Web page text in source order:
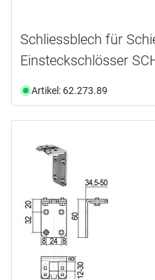
Schliessblech für
Einsteckschlösser
Artikel: 62.273.89